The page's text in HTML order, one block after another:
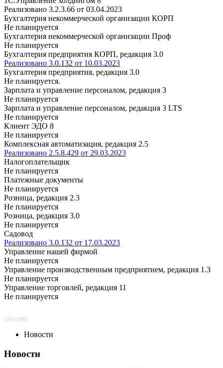
Реализовано 3.2.3.66 от 03.04.2023
Бухгалтерия некоммерческой организации КОРП
Не планируется
Бухгалтерия некоммерческой организации Проф
Не планируется
Бухгалтерия предприятия КОРП, редакция 3.0
Реализовано 3.0.132 от 10.03.2023
Бухгалтерия предприятия, редакция 3.0
Не планируется.
Зарплата и управление персоналом, редакция 3
Не планируется
Зарплата и управление персоналом, редакция 3 LTS
Не планируется
Клиент ЭДО 8
Не планируется
Комплексная автоматизация, редакция 2.5
Реализовано 2.5.8.429 от 29.03.2023
Налогоплательщик
Не планируется
Платежные документы
Не планируется
Розница, редакция 2.3
Не планируется
Розница, редакция 3.0
Не планируется
Садовод
Реализовано 3.0.132 от 17.03.2023
Управление нашей фирмой
Не планируется
Управление производственным предприятием, редакция 1.3
Не планируется
Управление торговлей, редакция 11
Не планируется
10013905
Новости
Новости